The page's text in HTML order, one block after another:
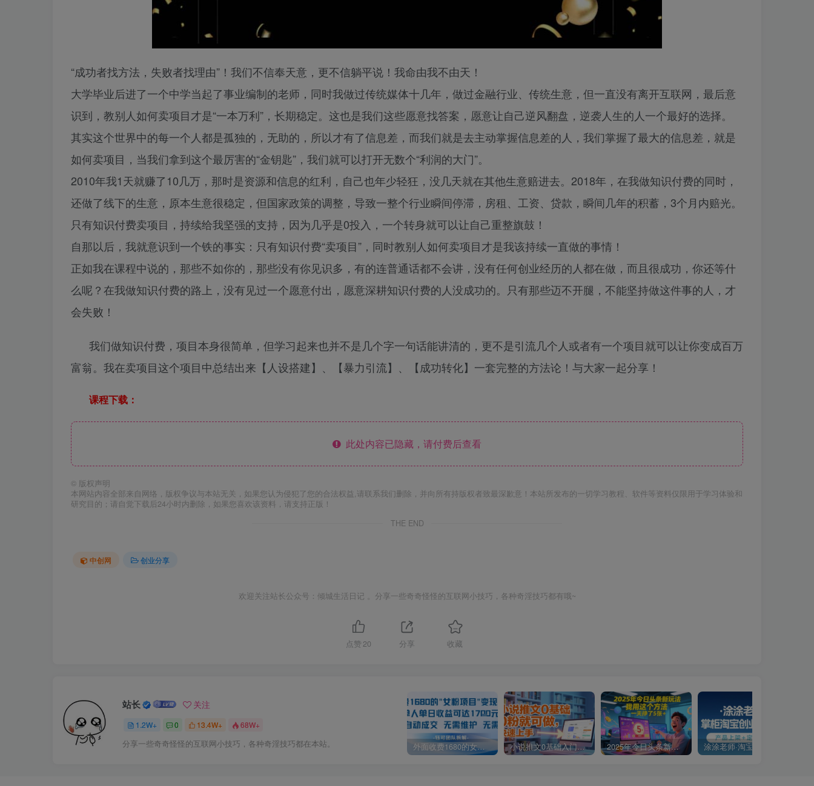
“成功者找方法，失败者找理由”！我们不信奉天意，更不信躺平说！我命由我不由天！
大学毕业后进了一个中学当起了事业编制的老师，同时我做过传统媒体十几年，做过金融行业、传统生意，但一直没有离开互联网，最后意
识到，教别人如何卖项目才是“一本万利”，长期稳定。这也是我们这些愿意找答案，愿意让自己逆风翻盘，逆袭人生的人一个最好的选择。
其实这个世界中的每一个人都是孤独的，无助的，所以才有了信息差，而我们就是去主动掌握信息差的人，我们掌握了最大的信息差，就是
如何卖项目，当我们拿到这个最厉害的“金钥匙”，我们就可以打开无数个“利润的大门”。
2010年我1天就赚了10几万，那时是资源和信息的红利，自己也年少轻狂，没几天就在其他生意赔进去。2018年，在我做知识付费的同时，
还做了线下的生意，原本生意很稳定，但国家政策的调整，导致一整个行业瞬间停滞，房租、工资、贷款，瞬间几年的积蓄，3个月内赔光。
只有知识付费卖项目，持续给我坚强的支持，因为几乎是0投入，一个转身就可以让自己重整旗鼓！
自那以后，我就意识到一个铁的事实：只有知识付费“卖项目”，同时教别人如何卖项目才是我该持续一直做的事情！
正如我在课程中说的，那些不如你的，那些没有你见识多，有的连普通话都不会讲，没有任何创业经历的人都在做，而且很成功，你还等什
么呢？在我做知识付费的路上，没有见过一个愿意付出，愿意深耕知识付费的人没成功的。只有那些迈不开腿，不能坚持做这件事的人，才
会失败！
我们做知识付费，项目本身很简单，但学习起来也并不是几个字一句话能讲清的，更不是引流几个人或者有一个项目就可以让你变成百万
富翁。我在卖项目这个项目中总结出来【人设搭建】、【暴力引流】、【成功转化】一套完整的方法论！与大家一起分享！
课程下载：
此处内容已隐藏，请付费后查看
© 版权声明
本网站内容全部来自网络，版权争议与本站无关，如果您认为侵犯了您的合法权益,请联系我们删除，并向所有持版权者致最深歉意！本站所发布的一切学习教程、软件等资料仅限用于学习体验和
研究目的；请自觉下载后24小时内删除，如果您喜欢该资料，请支持正版！
THE END
中创网 创业分享
欢迎关注站长公众号：倾城生活日记 。分享一些奇奇怪怪的互联网小技巧，各种奇淫技巧都有哦~
点赞 20 分享 收藏
站长 关注
1.2W+ 0 13.4W+ 68W+
分享一些奇奇怪怪的互联网小技巧，各种奇淫技巧都在本站。 外面收费1680的女粉项目变现，单人单日收益可达1.7k，全自动成交无需维护 小说推文0基础入门教程，0粉就可做，快速上手 2025年今日头条新玩法，我用这个方法，一天挣了5张+